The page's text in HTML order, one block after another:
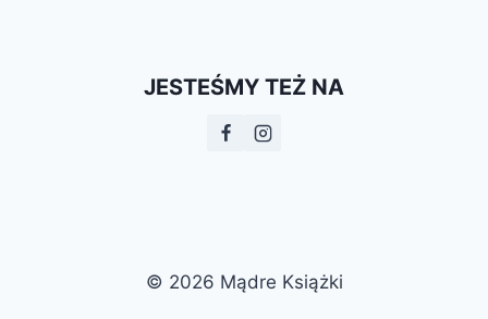
JESTEŚMY TEŻ NA
© 2026 Mądre Książki